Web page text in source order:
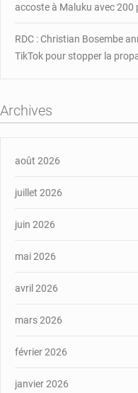
accoste à Maluku avec 200
RDC : Christian Bosembe
TikTok pour stopper la
Archives
août 2026
juillet 2026
juin 2026
mai 2026
avril 2026
mars 2026
février 2026
janvier 2026